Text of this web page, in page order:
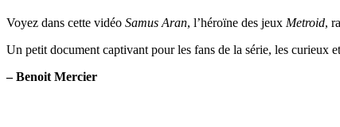
Voyez dans cette vidéo Samus Aran, l’héroïne des jeux Metroid,
Un petit document captivant pour les fans de la série, les curieux
– Benoit Mercier